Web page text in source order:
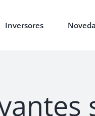
Inversores